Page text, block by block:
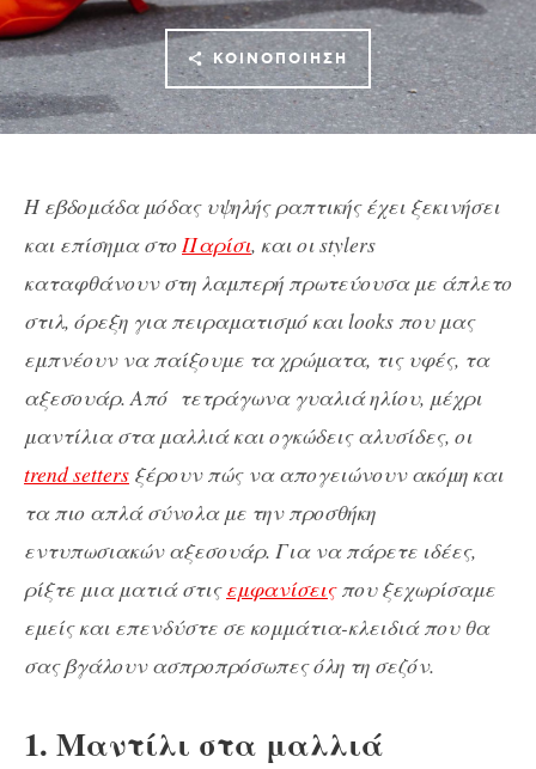
ΚΟΙΝΟΠΟΊΗΣΗ
Η εβδομάδα μόδας υψηλής ραπτικής έχει ξεκινήσει
και επίσημα στοΠαρίσι, και οι stylers
καταφθάνουν στη λαμπερή πρωτεύουσα με άπλετο
στιλ, όρεξη για πειραματισμό και looks που μας
εμπνέουν να παίξουμε τα χρώματα, τις υφές, τα
αξεσουάρ. Από τετράγωνα γυαλιά ηλίου, μέχρι
μαντίλια στα μαλλιά και ογκώδεις αλυσίδες, οι
trend setters ξέρουν πώς να απογειώνουν ακόμη και
τα πιο απλά σύνολα με την προσθήκη
εντυπωσιακών αξεσουάρ. Για να πάρετε ιδέες,
ρίξτε μια ματιά στιςεμφανίσειςπου ξεχωρίσαμε
εμείς και επενδύστε σε κομμάτια-κλειδιά που θα
σας βγάλουν ασπροπρόσωπες όλη τη σεζόν.
1. Μαντίλι στα μαλλιά